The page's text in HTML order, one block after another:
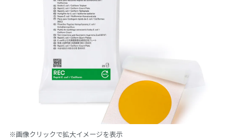
※画像クリックで拡大イメージを表示